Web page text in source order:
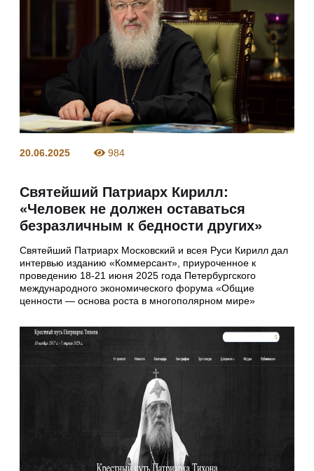
20.06.2025 984
Святейший Патриарх Кирилл:
«Человек не должен оставаться
безразличным к бедности других»
Святейший Патриарх Московский и всея Руси Кирилл дал
интервью изданию «Коммерсант», приуроченное к
проведению 18-21 июня 2025 года Петербургского
международного экономического форума «Общие
ценности — основа роста в многополярном мире»